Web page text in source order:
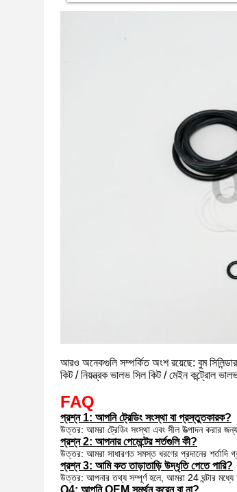
আরও অনেকগুলি সম্পর্কিত অংশ রয়েছে: বুম
কিট / নিয়ন্ত্রক ভালভ সিল কিট / মেইন কন্ট্রোল
FAQ
প্রশ্ন 1: আপনি ট্রেডিং সংস্থা বা প্রস্তুতকারক?
উত্তর: আমরা ট্রেডিং সংস্থা এবং সীল উত্পাদন করার
প্রশ্ন 2: আপনার পেমেন্টের শর্তগুলি কী?
উত্তর: আমরা সাধারণত সমস্ত ধরণের প্রদানের শর্তাদি
প্রশ্ন 3: আমি কত তাড়াতাড়ি উদ্ধৃতি পেতে পারি?
উত্তর: আপনার তথ্য সম্পূর্ণ হলে, আমরা 24 ঘন্টার মধ্যে
Q4: আপনি OEM সমর্থন করেন বা না?